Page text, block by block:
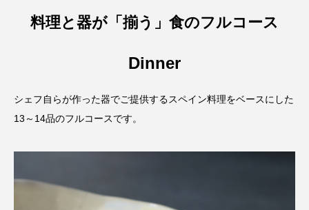
料理と器が「揃う」食のフルコース
Dinner
シェフ自らが作った器でご提供するスペイン料理をベースにした
13～14品のフルコースです。